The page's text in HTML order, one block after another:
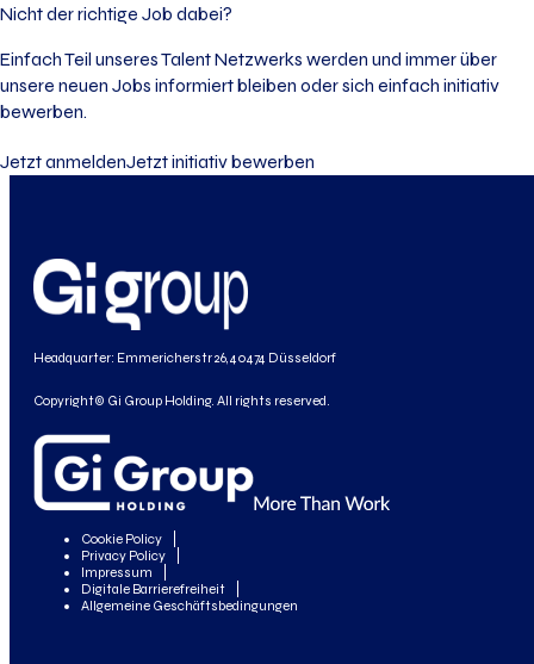
Nicht der richtige Job dabei?
Einfach Teil unseres Talent Netzwerks werden und immer über
unsere neuen Jobs informiert bleiben oder sich einfach initiativ
bewerben.
Jetzt anmeldenJetzt initiativ bewerben
Headquarter: Emmericherstr 26, 40474 Düsseldorf
Copyright© Gi Group Holding. All rights reserved.
Cookie Policy
Privacy Policy
Impressum
Digitale Barrierefreiheit
Allgemeine Geschäftsbedingungen